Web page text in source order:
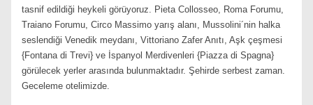
tasnif edildiği heykeli görüyoruz. Pieta Collosseo, Roma Forumu,
Traiano Forumu, Circo Massimo yarış alanı, Mussolini´nin halka
seslendiği Venedik meydanı, Vittoriano Zafer Anıtı, Aşk çeşmesi
{Fontana di Trevi} ve İspanyol Merdivenleri {Piazza di Spagna}
görülecek yerler arasında bulunmaktadır. Şehirde serbest zaman.
Geceleme otelimizde.